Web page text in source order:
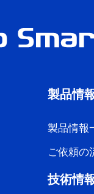
製品情
製品情報
ご依頼の
技術情